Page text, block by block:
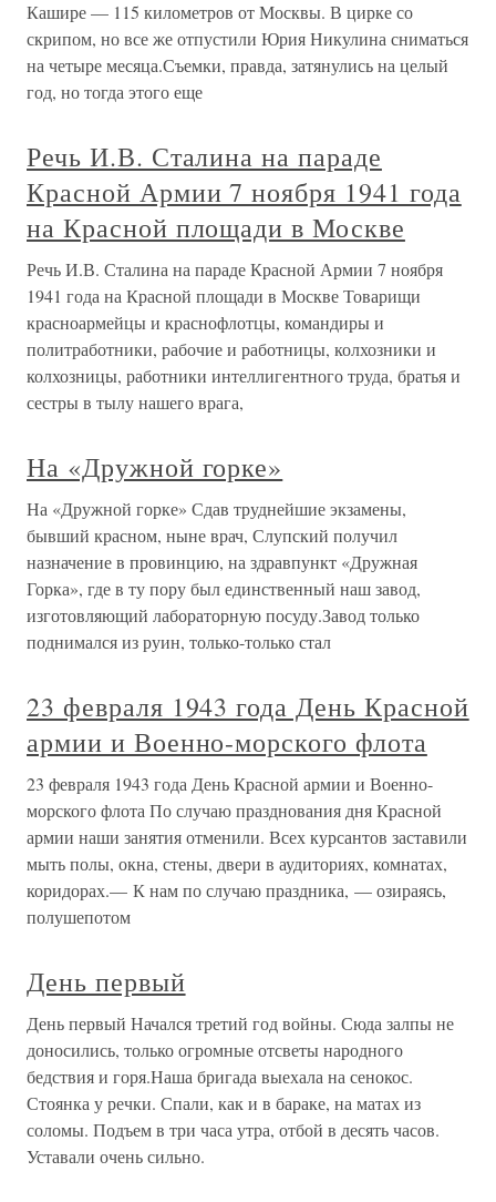
Кашире — 115 километров от Москвы. В цирке со
скрипом, но все же отпустили Юрия Никулина сниматься
на четыре месяца.Съемки, правда, затянулись на целый
год, но тогда этого еще
Речь И.В. Сталина на параде
Красной Армии 7 ноября 1941 года
на Красной площади в Москве
Речь И.В. Сталина на параде Красной Армии 7 ноября
1941 года на Красной площади в Москве Товарищи
красноармейцы и краснофлотцы, командиры и
политработники, рабочие и работницы, колхозники и
колхозницы, работники интеллигентного труда, братья и
сестры в тылу нашего врага,
На «Дружной горке»
На «Дружной горке» Сдав труднейшие экзамены,
бывший красном, ныне врач, Слупский получил
назначение в провинцию, на здравпункт «Дружная
Горка», где в ту пору был единственный наш завод,
изготовляющий лабораторную посуду.Завод только
поднимался из руин, только-только стал
23 февраля 1943 года День Красной
армии и Военно-морского флота
23 февраля 1943 года День Красной армии и Военно-
морского флота По случаю празднования дня Красной
армии наши занятия отменили. Всех курсантов заставили
мыть полы, окна, стены, двери в аудиториях, комнатах,
коридорах.— К нам по случаю праздника, — озираясь,
полушепотом
День первый
День первый Начался третий год войны. Сюда залпы не
доносились, только огромные отсветы народного
бедствия и горя.Наша бригада выехала на сенокос.
Стоянка у речки. Спали, как и в бараке, на матах из
соломы. Подъем в три часа утра, отбой в десять часов.
Уставали очень сильно.